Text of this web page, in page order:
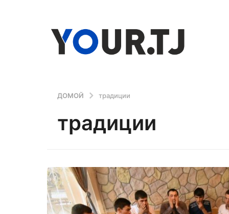
ДОМОЙ традиции
традиции